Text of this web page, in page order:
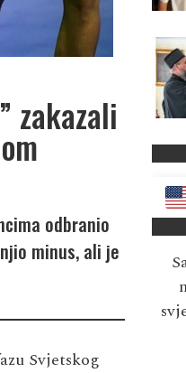
zakazali
odbranio
minus, ali je
Svjetskog